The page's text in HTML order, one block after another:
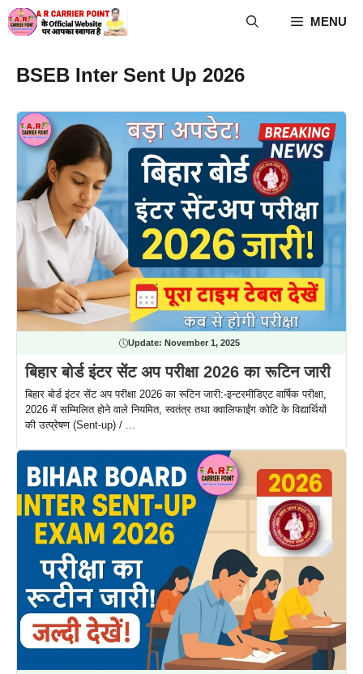
Skip
to
MENU
BSEB Inter Sent Up 2026
Update: November 1, 2025
बिहार बोर्ड इंटर सेंट अप परीक्षा 2026 का रूटिन जारी
बिहार बोर्ड इंटर सेंट अप परीक्षा 2026 का रूटिन जारी:-इन्टरमीडिएट वार्षिक परीक्षा,
2026 में सम्मिलित होने वाले नियमित, स्वतंत्र तथा क्वालिफाईंग कोटि के विद्यार्थियों
की उत्प्रेषण (Sent-up) / ...